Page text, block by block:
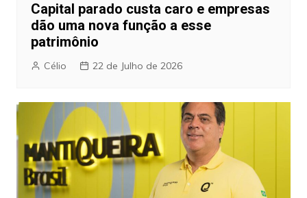
Capital parado custa caro e empresas
dão uma nova função a esse
patrimônio
Célio 22 de Julho de 2026